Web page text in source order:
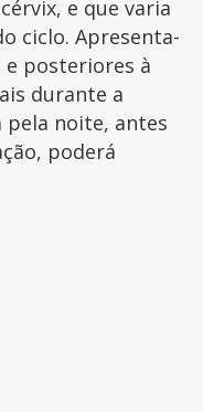
e que varia
ciclo. Apresenta-
e posteriores à
durante a
pela noite, antes
poderá